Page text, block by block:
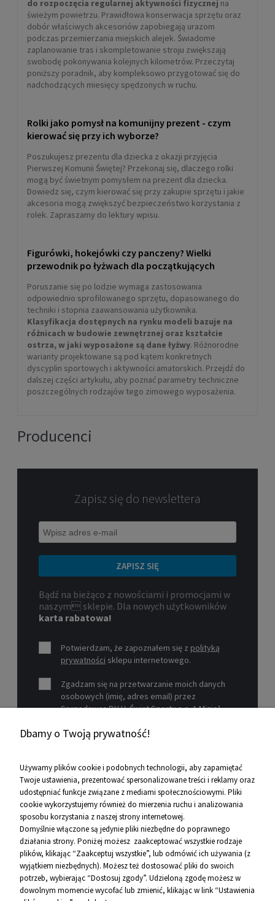
do rozpoczęcia regularnej aktywności fizycznej na
świeżym powietrzu. Prawidłowa konserwacja sprzętu oraz
dobór właściwych akcesoriów zapobiegają urazom
podczas przemierzania miejskich alejek. Świadome
zaplanowanie tras i skompletowanie stroju zwiększają
swobodę pokonywania kolejnych kilometrów. Przeczytaj
poniższy poradnik, aby kompleksowo przygotować się do
nadchodzących miesięcy spędzonych w ruchu.
Rolki jako pomysł na komunijny prezent - czym
kierować się przy ich wyborze?
Poszukujesz prezentu dla dziecka z okazji przyjęcia
Pierwszej Komunii Świętej? Przekonaj się, dlaczego rolki
mogą być świetnym pomysłem na prezent dla dziecka.
Dowiedz się, czym kierować się przy zakupie sprzętu i jakie
akcesoria mogą zwiększyć bezpieczeństwo korzystania z
rolek. Zapraszamy do lektury wpisu.
Figurówki, hokejówki czy panczeny? Wielki
przewodnik po łyżwach dla początkujących
Poruszanie się po lodzie wymaga zastosowania
odpowiednio sprofilowanego sprzętu, dopasowanego do
techniki i stopnia zaawansowania użytkownika.
Klasyfikacja dostępnych na rynku modeli bazuje na
różnicach w budowie zewnętrznej oraz kształcie
ostrza, w jaki wyposażone są dane łyżwy. Różnorodne
warianty projektowane są pod kątem konkretnych
dyscyplin sportowych i aktywności amatorskich. Przejdź do
dalszej części artykułu, aby poznać parametry techniczne
poszczególnych rodzajów tego zimowego wyposażenia.
Producenci
Zapisz się do newslettera
ZAPISZ SIĘ
Bądź na bieżąco z nowościami i promocjami w
naszym sklepie. Dla nowych użytkowników
karta rabatowa!
Potwierdzam, że zapoznałem się z polityką
prywatności sklepu internetowego.
Zgadzam się na przetwarzanie moich danych
osobowych (imię, adres email) przez
Sprzedawcę P.H.U. Świat Sportu s.c. A.Mizioł,
19-26-977 w celu marketingowym.
Pomoc
Informacje
O firmie
Kontakt
Dbamy o Twoją prywatność!
Używamy plików cookie i podobnych technologii, aby zapamiętać
Twoje ustawienia, prezentować spersonalizowane treści i reklamy oraz
udostępniać funkcje związane z mediami społecznościowymi. Pliki
cookie wykorzystujemy również do mierzenia ruchu i analizowania
sposobu korzystania z naszej strony internetowej.
Domyślnie włączone są jedynie pliki niezbędne do poprawnego
działania strony. Poniżej możesz zaakceptować wszystkie rodzaje
plików, klikając “Zaakceptuj wszystkie”, lub odmówić ich używania (z
wyjątkiem niezbędnych). Możesz też dostosować pliki do swoich
potrzeb, wybierając “Dostosuj zgody”. Udzieloną zgodę możesz w
dowolnym momencie wycofać lub zmienić, klikając w link “Ustawienia